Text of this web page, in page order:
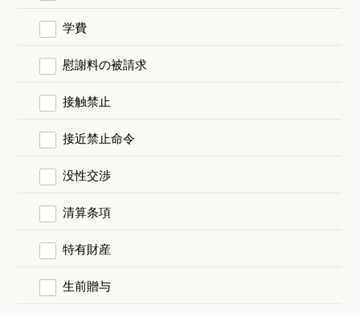
学費
慰謝料の被請求
接触禁止
接近禁止命令
没性交渉
清算条項
特有財産
生前贈与